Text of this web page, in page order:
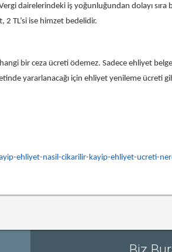
dairelerindeki iş yoğunluğundan dolayı
2 TL’si ise himzet bedelidir.
bir ceza ücreti ödemez. Sadece ehliyet
yararlanacağı için ehliyet yenileme ücreti
ehliyet-nasil-cikarilir-kayip-ehliyet-ucreti-